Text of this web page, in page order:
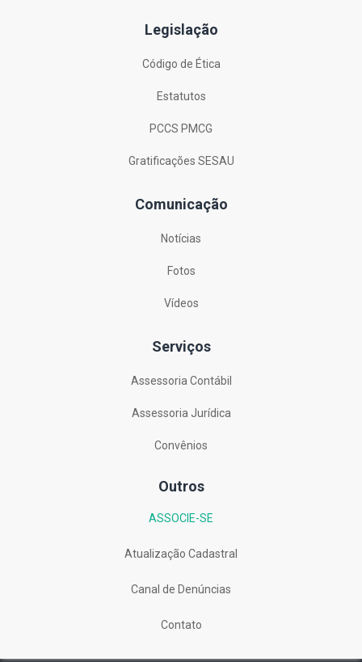
Legislação
Código de Ética
Estatutos
PCCS PMCG
Gratificações SESAU
Comunicação
Notícias
Fotos
Vídeos
Serviços
Assessoria Contábil
Assessoria Jurídica
Convênios
Outros
ASSOCIE-SE
Atualização Cadastral
Canal de Denúncias
Contato